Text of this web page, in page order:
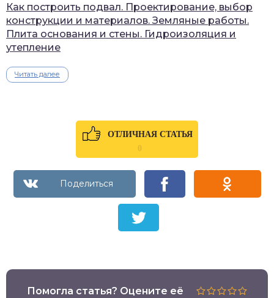
Как построить подвал. Проектирование, выбор
конструкции и материалов. Земляные работы.
Плита основания и стены. Гидроизоляция и
утепление
Читать далее
ОТЛИЧНАЯ СТАТЬЯ
0
Помогла статья? Оцените её